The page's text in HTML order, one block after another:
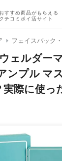
おすすめ商品がもらえる
クチコミポイ活サイト
フェイスパック
ェルダー
ンプル マ
実際に使っ